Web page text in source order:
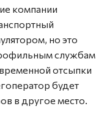
компании
но это
службам
отсыпки
будет
в другое место.